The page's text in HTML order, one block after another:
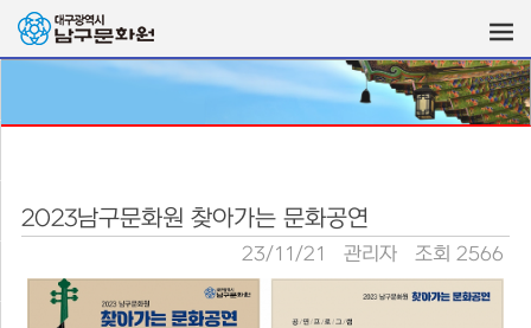
2023남구문화원 찾아가는 문화공연
23/11/21 관리자 조회 2566